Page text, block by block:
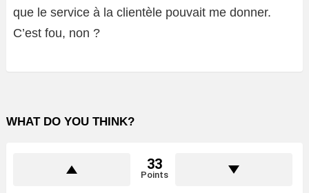
que le service à la clientèle pouvait me donner.
C’est fou, non ?
WHAT DO YOU THINK?
33
Points